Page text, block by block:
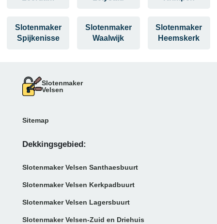
Slotenmaker
Spijkenisse
Slotenmaker
Waalwijk
Slotenmaker
Heemskerk
Slotenmaker
Velsen
Sitemap
Dekkingsgebied:
Slotenmaker Velsen Santhaesbuurt
Slotenmaker Velsen Kerkpadbuurt
Slotenmaker Velsen Lagersbuurt
Slotenmaker Velsen-Zuid en Driehuis